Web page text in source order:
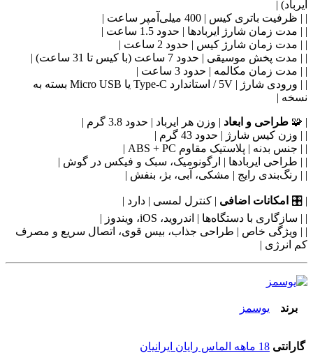
ایرباد) |
| | ظرفیت باتری کیس | 400 میلی‌آمپر ساعت |
| | مدت زمان شارژ ایربادها | حدود 1.5 ساعت |
| | مدت زمان شارژ کیس | حدود 2 ساعت |
| | مدت پخش موسیقی | حدود 7 ساعت (با کیس تا 31 ساعت) |
| | مدت زمان مکالمه | حدود 3 ساعت |
| | ورودی شارژ | 5V / استاندارد Type-C یا Micro USB بسته به
نسخه |
| 🧩 طراحی و ابعاد | وزن هر ایرباد | حدود 3.8 گرم |
| | وزن کیس شارژ | حدود 43 گرم |
| | جنس بدنه | پلاستیک مقاوم ABS + PC |
| | طراحی ایربادها | ارگونومیک، سبک و فیکس در گوش |
| | رنگ‌بندی رایج | مشکی، آبی، بژ، بنفش |
| 🎛 امکانات اضافی | کنترل لمسی | دارد |
| | سازگاری با دستگاه‌ها | اندروید، iOS، ویندوز |
| | ویژگی خاص | طراحی جذاب، بیس قوی، اتصال سریع و مصرف
کم انرژی |
برند یوسمز
گارانتی 18 ماهه الماس رایان ایرانیان